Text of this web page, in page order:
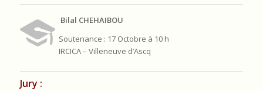
Bilal CHEHAIBOU
Soutenance : 17 Octobre à 10 h
IRCICA – Villeneuve d’Ascq
Jury :